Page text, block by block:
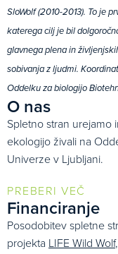
SloWolf (2010-2013). To je
katerega cilj je bil
glavnega plena in
sobivanja z ljudmi.
Oddelku za biologijo
O nas
Spletno stran urejamo
ekologijo živali na
Univerze v Ljubljani.
PREBERI VEČ
Financiranje
Posodobitev spletne
projekta LIFE Wild Wolf